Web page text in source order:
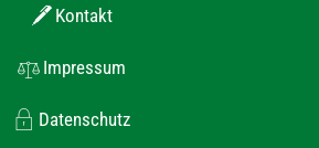
Kontakt
Impressum
Datenschutz